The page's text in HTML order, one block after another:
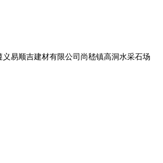
易顺吉建材有限公司尚嵇镇高洞水采石场